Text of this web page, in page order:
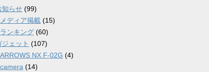
知らせ (99)
メディア掲載 (15)
ランキング (60)
ジェット (107)
ARROWS NX F-02G (4)
camera (14)